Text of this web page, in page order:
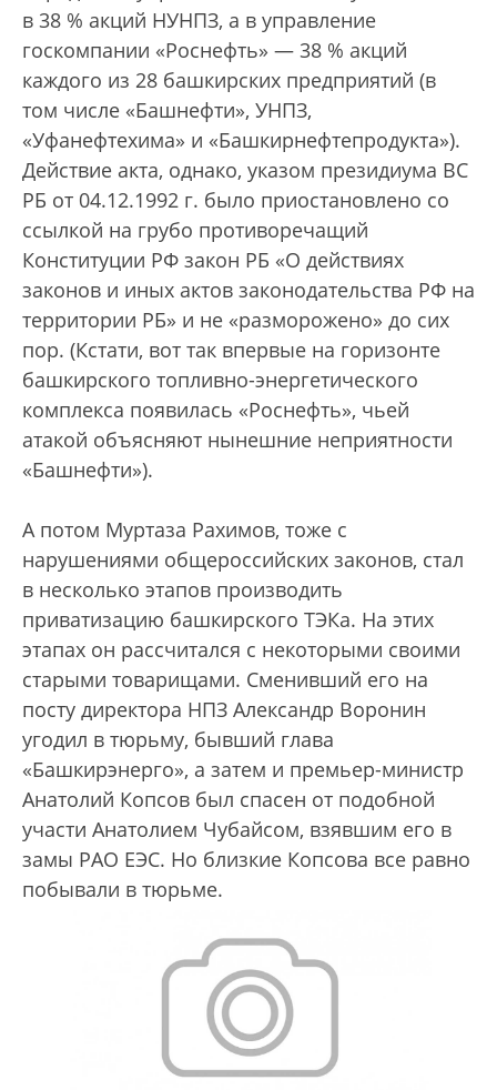
в 38 % акций НУНПЗ, а в управление
госкомпании «Роснефть» — 38 % акций
каждого из 28 башкирских предприятий (в
том числе «Башнефти», УНПЗ,
«Уфанефтехима» и «Башкирнефтепродукта»).
Действие акта, однако, указом президиума ВС
РБ от 04.12.1992 г. было приостановлено со
ссылкой на грубо противоречащий
Конституции РФ закон РБ «О действиях
законов и иных актов законодательства РФ на
территории РБ» и не «разморожено» до сих
пор. (Кстати, вот так впервые на горизонте
башкирского топливно-энергетического
комплекса появилась «Роснефть», чьей
атакой объясняют нынешние неприятности
«Башнефти»).
А потом Муртаза Рахимов, тоже с
нарушениями общероссийских законов, стал
в несколько этапов производить
приватизацию башкирского ТЭКа. На этих
этапах он рассчитался с некоторыми своими
старыми товарищами. Сменивший его на
посту директора НПЗ Александр Воронин
угодил в тюрьму, бывший глава
«Башкирэнерго», а затем и премьер-министр
Анатолий Копсов был спасен от подобной
участи Анатолием Чубайсом, взявшим его в
замы РАО ЕЭС. Но близкие Копсова все равно
побывали в тюрьме.